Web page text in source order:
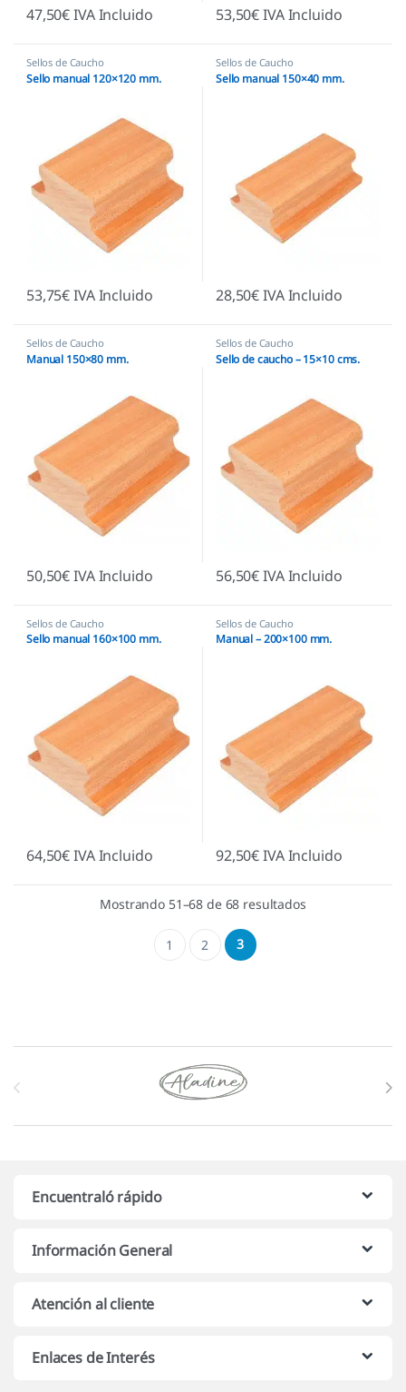
47,50€IVA Incluido 53,50€IVA Incluido
Sellos de Caucho
Sello manual 120×120 mm.
53,75€IVA Incluido
Sellos de Caucho
Sello manual 150×40 mm.
28,50€IVA Incluido
Sellos de Caucho
Manual 150×80 mm.
50,50€IVA Incluido
Sellos de Caucho
Sello de caucho – 15×10 cms.
56,50€IVA Incluido
Sellos de Caucho
Sello manual 160×100 mm.
64,50€IVA Incluido
Sellos de Caucho
Manual – 200×100 mm.
92,50€IVA Incluido
Mostrando 51–68 de 68 resultados
1 2 3
Marcas De Carrusel
Encuentraló rápido
Información General
Atención al cliente
Enlaces de Interés